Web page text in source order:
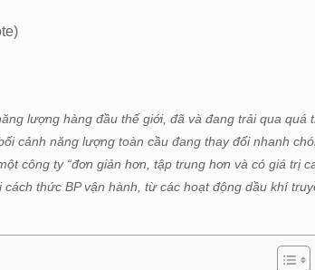
lượng hàng đầu thế giới, đã và đang trải qua
cảnh năng lượng toàn cầu đang thay đổi nhanh
công ty “đơn giản hơn, tập trung hơn và có giá trị
thức BP vận hành, từ các hoạt động dầu khí